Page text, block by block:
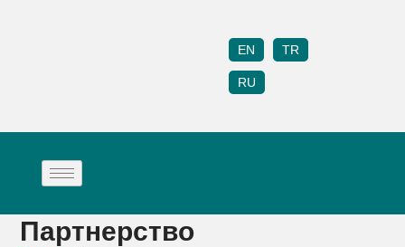
EN TR
RU
Партнерство